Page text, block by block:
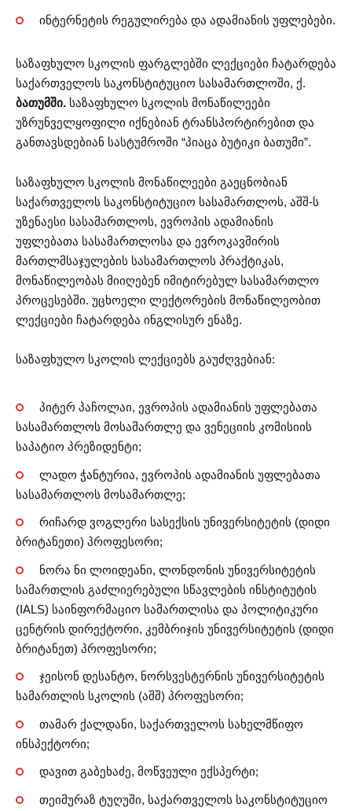
ინტერნეტის რეგულირება და ადამიანის უფლებები.
საზაფხულო სკოლის ფარგლებში ლექციები ჩატარდება
საქართველოს საკონსტიტუციო სასამართლოში, ქ.
ბათუმში. საზაფხულო სკოლის მონაწილეები
უზრუნველყოფილი იქნებიან ტრანსპორტირებით და
განთავსდებიან სასტუმროში “პიაცა ბუტიკი ბათუმი”.
საზაფხულო სკოლის მონაწილეები გაეცნობიან
საქართველოს საკონსტიტუციო სასამართლოს, აშშ-ს
უზენაესი სასამართლოს, ევროპის ადამიანის
უფლებათა სასამართლოსა და ევროკავშირის
მართლმსაჯულების სასამართლოს პრაქტიკას,
მონაწილეობას მიიღებენ იმიტირებულ სასამართლო
პროცესებში. უცხოელი ლექტორების მონაწილეობით
ლექციები ჩატარდება ინგლისურ ენაზე.
საზაფხულო სკოლის ლექციებს გაუძღვებიან:
პიტერ პაჩოლაი, ევროპის ადამიანის უფლებათა
სასამართლოს მოსამართლე და ვენეციის კომისიის
საპატიო პრეზიდენტი;
ლადო ჭანტურია, ევროპის ადამიანის უფლებათა
სასამართლოს მოსამართლე;
რიჩარდ ვოგლერი სასექსის უნივერსიტეტის (დიდი
ბრიტანეთი) პროფესორი;
ნორა ნი ლოიდეანი, ლონდონის უნივერსიტეტის
სამართლის გაძლიერებული სწავლების ინსტიტუტის
(IALS) საინფორმაციო სამართლისა და პოლიტიკური
ცენტრის დირექტორი, კემბრიჯის უნივერსიტეტის (დიდი
ბრიტანეთ) პროფესორი;
ჯეისონ დესანტო, ნორსვესტერნის უნივერსიტეტის
სამართლის სკოლის (აშშ) პროფესორი;
თამარ ქალდანი, საქართველოს სახელმწიფო
ინსპექტორი;
დავით გაბეხაძე, მოწვეული ექსპერტი;
თეიმურაზ ტუღუში, საქართველოს საკონსტიტუციო